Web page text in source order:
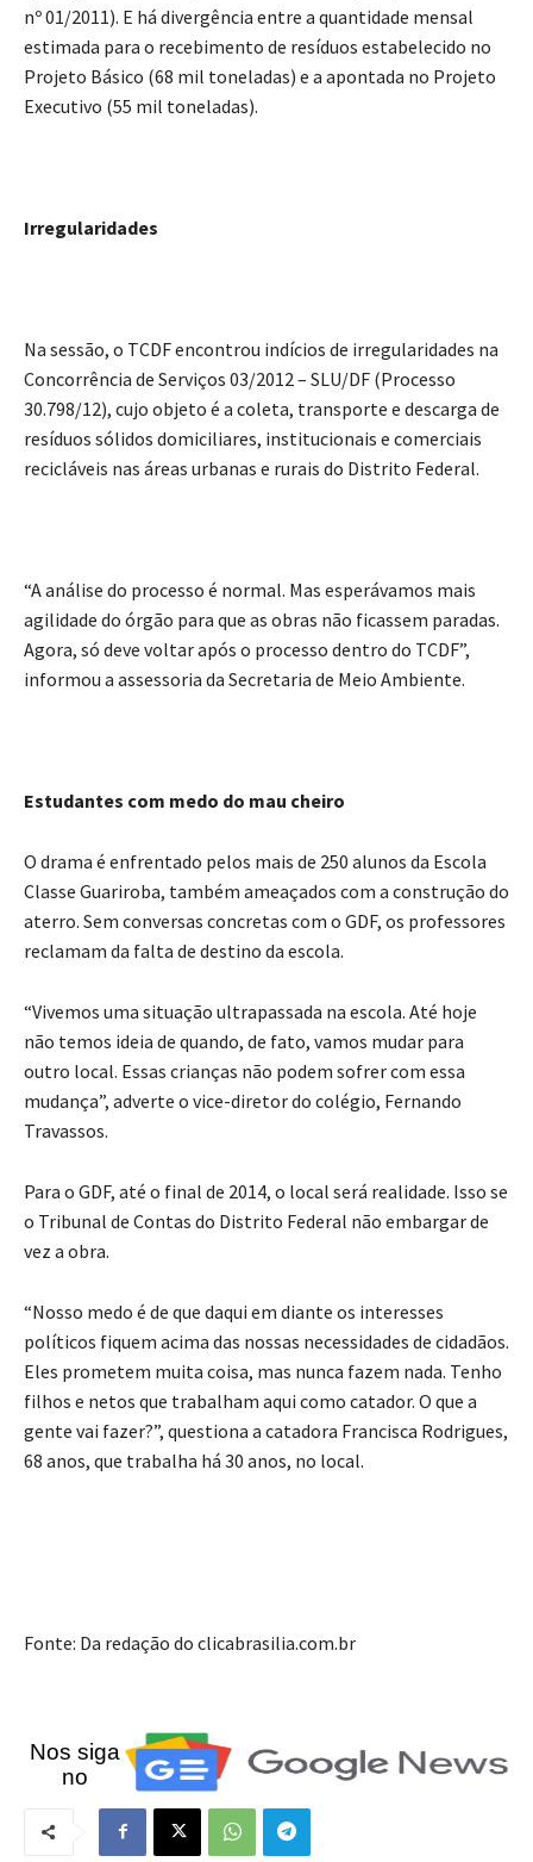
nº 01/2011). E há divergência entre a quantidade mensal
estimada para o recebimento de resíduos estabelecido no
Projeto Básico (68 mil toneladas) e a apontada no Projeto
Executivo (55 mil toneladas).
Irregularidades
Na sessão, o TCDF encontrou indícios de irregularidades na
Concorrência de Serviços 03/2012 – SLU/DF (Processo
30.798/12), cujo objeto é a coleta, transporte e descarga de
resíduos sólidos domiciliares, institucionais e comerciais
recicláveis nas áreas urbanas e rurais do Distrito Federal.
“A análise do processo é normal. Mas esperávamos mais
agilidade do órgão para que as obras não ficassem paradas.
Agora, só deve voltar após o processo dentro do TCDF”,
informou a assessoria da Secretaria de Meio Ambiente.
Estudantes com medo do mau cheiro
O drama é enfrentado pelos mais de 250 alunos da Escola
Classe Guariroba, também ameaçados com a construção do
aterro. Sem conversas concretas com o GDF, os professores
reclamam da falta de destino da escola.
“Vivemos uma situação ultrapassada na escola. Até hoje
não temos ideia de quando, de fato, vamos mudar para
outro local. Essas crianças não podem sofrer com essa
mudança”, adverte o vice-diretor do colégio, Fernando
Travassos.
Para o GDF, até o final de 2014, o local será realidade. Isso se
o Tribunal de Contas do Distrito Federal não embargar de
vez a obra.
“Nosso medo é de que daqui em diante os interesses
políticos fiquem acima das nossas necessidades de cidadãos.
Eles prometem muita coisa, mas nunca fazem nada. Tenho
filhos e netos que trabalham aqui como catador. O que a
gente vai fazer?”, questiona a catadora Francisca Rodrigues,
68 anos, que trabalha há 30 anos, no local.
Fonte: Da redação do clicabrasilia.com.br
Nos siga
no